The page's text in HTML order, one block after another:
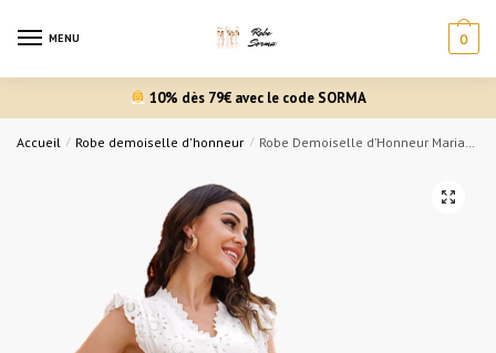
MENU 0
10% dès 79€ avec le code SORMA
Accueil / Robe demoiselle d'honneur / Robe Demoiselle d’Honneur Mariage Champêtre